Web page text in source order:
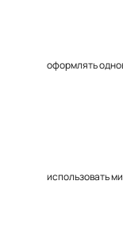
оформлять
использовать